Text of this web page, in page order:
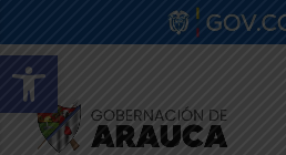
Abrir barra de herramientas